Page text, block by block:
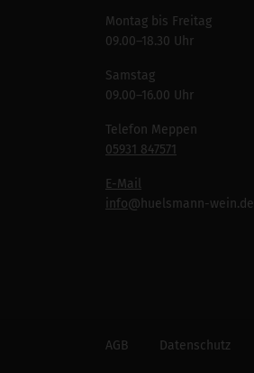
Montag bis Freitag
09.00–18.30 Uhr
Samstag
09.00–16.00 Uhr
Telefon Meppen
05931 847571
E-Mail
info@huelsmann-wein.de
AGB Datenschutz